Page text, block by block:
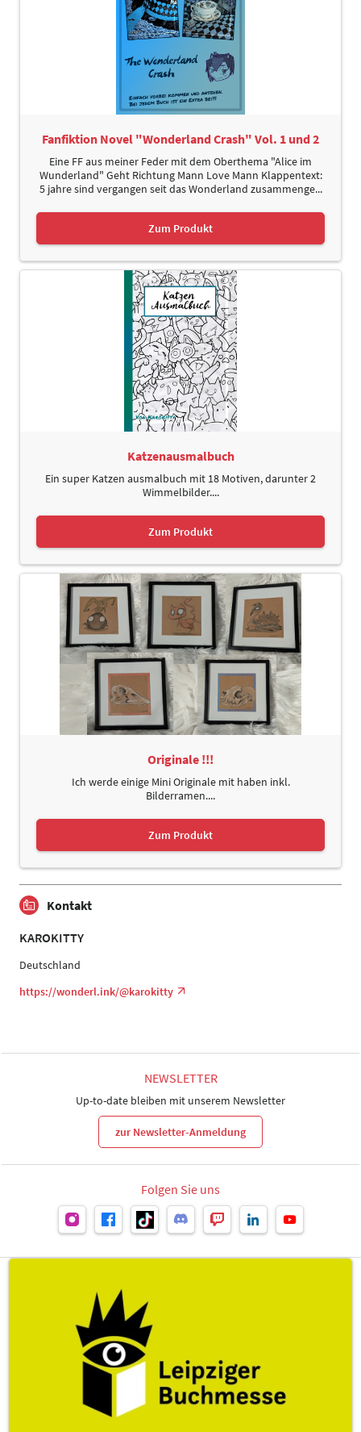
Fanfiktion Novel "Wonderland Crash" Vol. 1 und 2
Eine FF aus meiner Feder mit dem Oberthema "Alice im
Wunderland" Geht Richtung Mann Love Mann Klappentext:
5 jahre sind vergangen seit das Wonderland zusammenge...
Zum Produkt
Katzenausmalbuch
Ein super Katzen ausmalbuch mit 18 Motiven, darunter 2
Wimmelbilder....
Zum Produkt
Originale !!!
Ich werde einige Mini Originale mit haben inkl.
Bilderramen....
Zum Produkt
Kontakt
KAROKITTY
Deutschland
https://wonderl.ink/@karokitty
NEWSLETTER
Up-to-date bleiben mit unserem Newsletter
zur Newsletter-Anmeldung
Folgen Sie uns